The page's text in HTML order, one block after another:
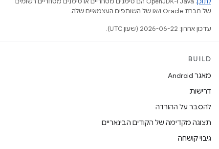
של חברת Oracle ו/או של השותפים העצמאיים שלה.
עדכון אחרון: 2026-06-22 (שעון UTC).
BUILD
מאגר Android
דרישות
להסבר על ההורדה
תצוגה מקדימה של הקודים הבינאריים
גיבוי קושחה